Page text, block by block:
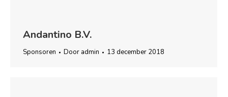
Andantino B.V.
Sponsoren Door admin 13 december 2018